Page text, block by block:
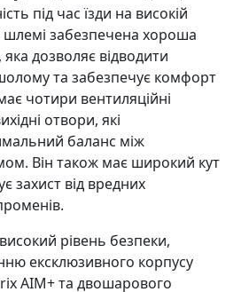
під час їзди на високій
шлемі забезпечена хороша
яка дозволяє відводити
та забезпечує комфорт
чотири вентиляційні
отвори, які
баланс між
Він також має широкий кут
захист від вредних
рівень безпеки,
ексклюзивного корпусу
AIM+ та двошарового